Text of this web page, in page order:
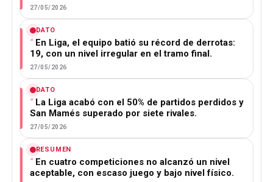
27/05/2026
DATO
En Liga, el equipo batió su récord de derrotas:
19, con un nivel irregular en el tramo final.
27/05/2026
DATO
La Liga acabó con el 50% de partidos perdidos y
San Mamés superado por siete rivales.
27/05/2026
RESUMEN
En cuatro competiciones no alcanzó un nivel
aceptable, con escaso juego y bajo nivel físico.